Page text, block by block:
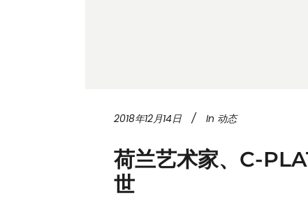
2018年12月14日 In 动态
荷兰艺术家、C-
世